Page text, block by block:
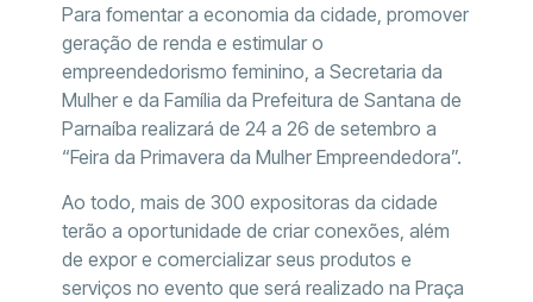
Para fomentar a economia da cidade, promover
geração de renda e estimular o
empreendedorismo feminino, a Secretaria da
Mulher e da Família da Prefeitura de Santana de
Parnaíba realizará de 24 a 26 de setembro a
“Feira da Primavera da Mulher Empreendedora”.
Ao todo, mais de 300 expositoras da cidade
terão a oportunidade de criar conexões, além
de expor e comercializar seus produtos e
serviços no evento que será realizado na Praça